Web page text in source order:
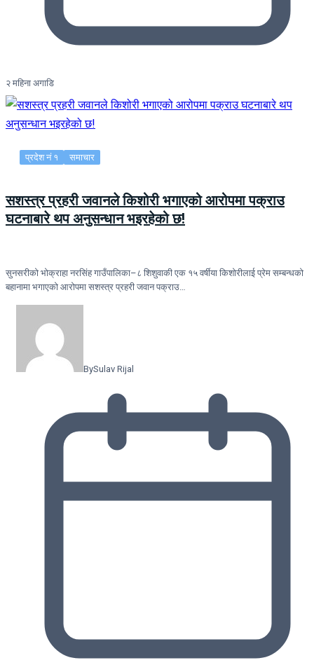
२ महिना अगाडि
प्रदेश नं १ समाचार
सशस्त्र प्रहरी जवानले किशोरी भगाएको आरोपमा पक्राउ
घटनाबारे थप अनुसन्धान भइरहेको छ!
सुनसरीको भोक्राहा नरसिंह गाउँपालिका–८ शिशुवाकी एक १५ वर्षीया किशोरीलाई प्रेम सम्बन्धको
बहानामा भगाएको आरोपमा सशस्त्र प्रहरी जवान पक्राउ…
BySulav Rijal